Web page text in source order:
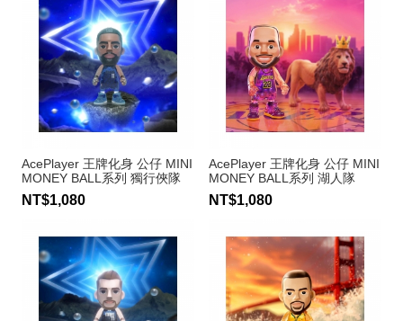
AcePlayer 王牌化身 公仔 MINI
MONEY BALL系列 獨行俠隊
Kyrie Irving #11
NT$1,080
AcePlayer 王牌化身 公仔 MINI
MONEY BALL系列 湖人隊
LeBron James #23
NT$1,080